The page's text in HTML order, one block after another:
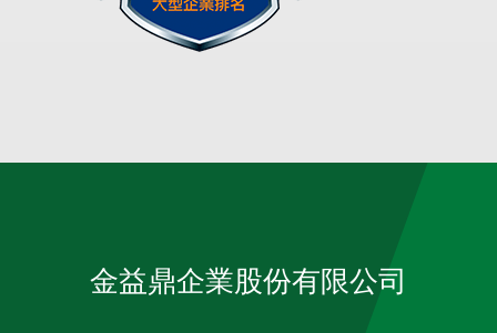
金益鼎企業股份有限公司